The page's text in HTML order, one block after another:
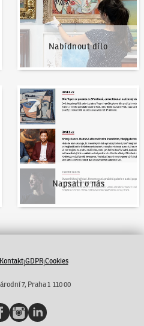
Nabídnout dílo
Napsali o nás
Napsali o nás
Kontakt|GDPR|Cookies
7, Praha 1 110 00
InstagramLinkedIn